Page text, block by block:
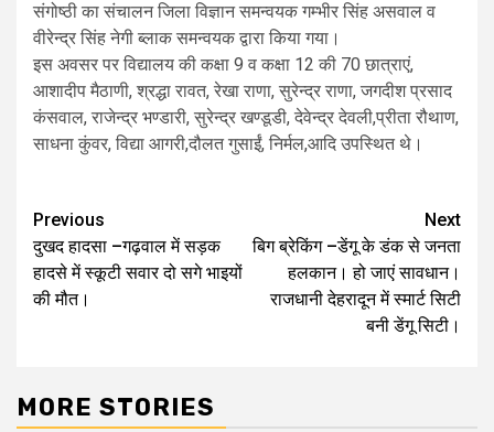
संगोष्ठी का संचालन जिला विज्ञान समन्वयक गम्भीर सिंह असवाल व
वीरेन्द्र सिंह नेगी ब्लाक समन्वयक द्वारा किया गया।
इस अवसर पर विद्यालय की कक्षा 9 व कक्षा 12 की 70 छात्राएं,
आशादीप मैठाणी, श्रद्धा रावत, रेखा राणा, सुरेन्द्र राणा, जगदीश प्रसाद
कंसवाल, राजेन्द्र भण्डारी, सुरेन्द्र खण्डूडी, देवेन्द्र देवली,प्रीता रौथाण,
साधना कुंवर, विद्या आगरी,दौलत गुसाईं, निर्मल,आदि उपस्थित थे।
Post
navigation
Previous
दुखद हादसा –गढ़वाल में सड़क
हादसे में स्कूटी सवार दो सगे भाइयों
की मौत।
Next
बिग ब्रेकिंग –डेंगू के डंक से जनता
हलकान। हो जाएं सावधान।
राजधानी देहरादून में स्मार्ट सिटी
बनी डेंगू सिटी।
MORE STORIES